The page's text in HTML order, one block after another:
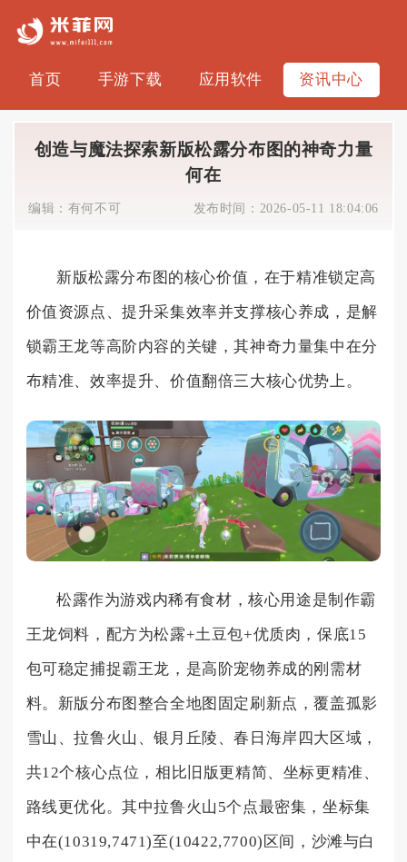
首页 手游下载 应用软件 资讯中心
创造与魔法探索新版松露分布图的神奇力量
何在
编辑： 有何不可 发布时间： 2026-05-11 18:04:06
新版松露分布图的核心价值，在于精准锁定高
价值资源点、提升采集效率并支撑核心养成，是解
锁霸王龙等高阶内容的关键，其神奇力量集中在分
布精准、效率提升、价值翻倍三大核心优势上。
松露作为游戏内稀有食材，核心用途是制作霸
王龙饲料，配方为松露+土豆包+优质肉，保底15
包可稳定捕捉霸王龙，是高阶宠物养成的刚需材
料。新版分布图整合全地图固定刷新点，覆盖孤影
雪山、拉鲁火山、银月丘陵、春日海岸四大区域，
共12个核心点位，相比旧版更精简、坐标更精准、
路线更优化。其中拉鲁火山5个点最密集，坐标集
中在(10319,7471)至(10422,7700)区间，沙滩与白